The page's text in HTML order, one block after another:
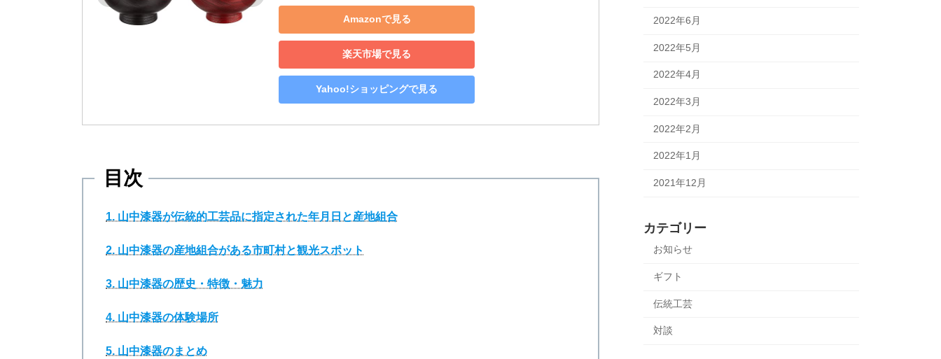
Amazonで見る
楽天市場で見る
Yahoo!ショッピングで見る
目次
1. 山中漆器が伝統的工芸品に指定された年月日と産地組合
2. 山中漆器の産地組合がある市町村と観光スポット
3. 山中漆器の歴史・特徴・魅力
4. 山中漆器の体験場所
5. 山中漆器のまとめ
2022年6月
2022年5月
2022年4月
2022年3月
2022年2月
2022年1月
2021年12月
カテゴリー
お知らせ
ギフト
伝統工芸
対談